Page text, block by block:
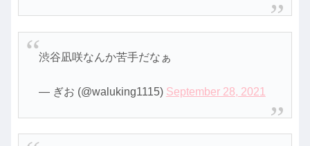
渋谷凪咲なんか苦手だなぁ
— ぎお (@waluking1115) September 28, 2021